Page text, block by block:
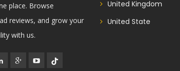
place. Browse
reviews, and grow your
with us.
United Kingdom
United State